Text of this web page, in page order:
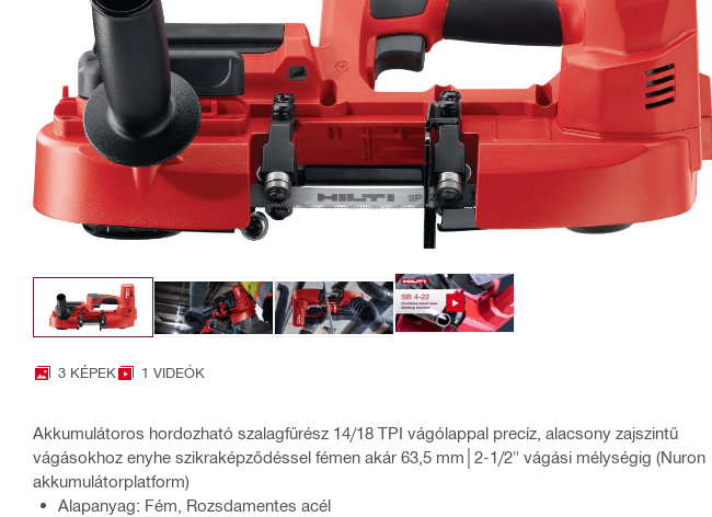
3 KÉPEK 1 VIDEÓK
Akkumulátoros hordozható szalagfűrész 14/18 TPI vágólappal precíz, alacsony zajszintű
vágásokhoz enyhe szikraképződéssel fémen akár 63,5 mm│2-1/2" vágási mélységig (Nuron
akkumulátorplatform)
Alapanyag: Fém, Rozsdamentes acél